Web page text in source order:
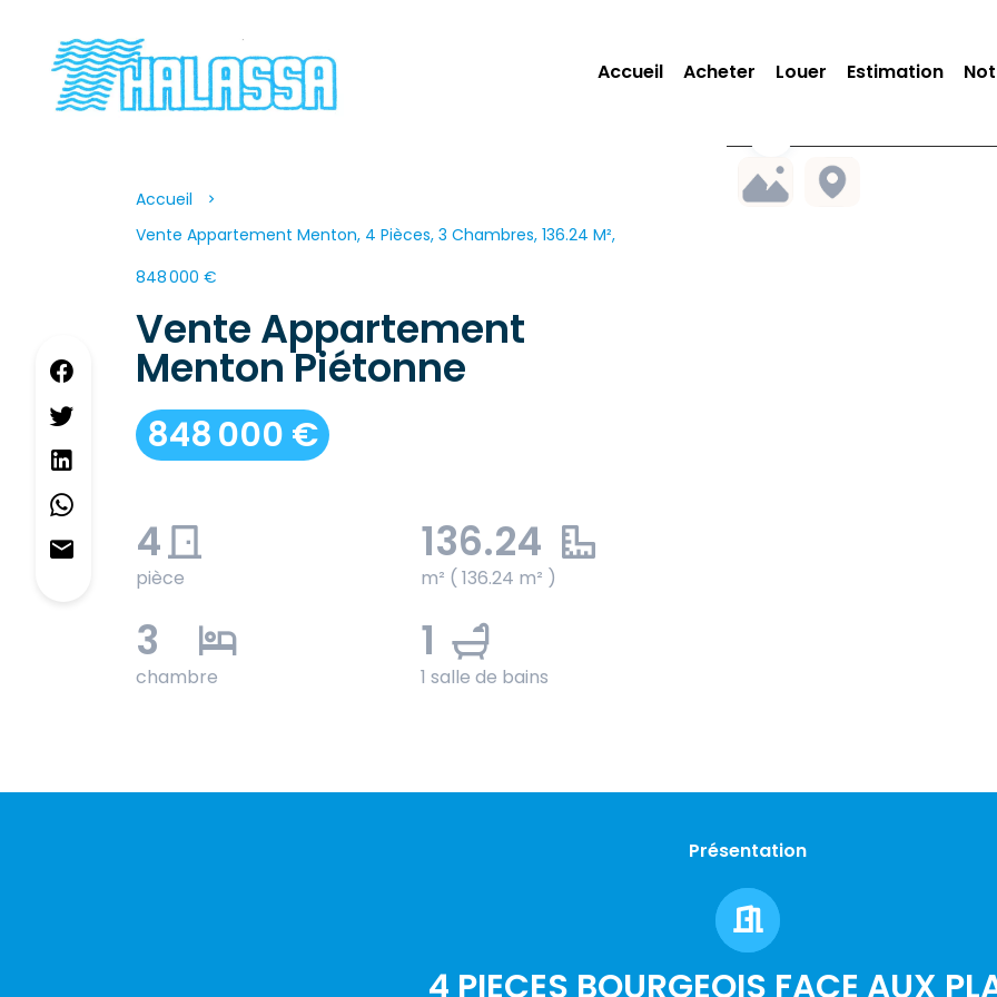
Accueil Acheter Louer Estimation
Accueil
Vente Appartement Menton, 4 Pièces, 3 Chambres, 136.24 M²,
848 000 €
Vente Appartement
Menton Piétonne
848 000 €
4
pièce
136.24
m² ( 136.24 m² )
3
chambre
1
1 salle de bains
Présentation
4 PIECES BOURGEOIS FACE AUX